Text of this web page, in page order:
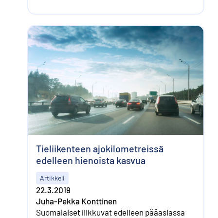
Tieliikenteen ajokilometreissä
edelleen hienoista kasvua
Artikkeli
22.3.2019
Juha-Pekka Konttinen
Suomalaiset liikkuvat edelleen pää­asiassa